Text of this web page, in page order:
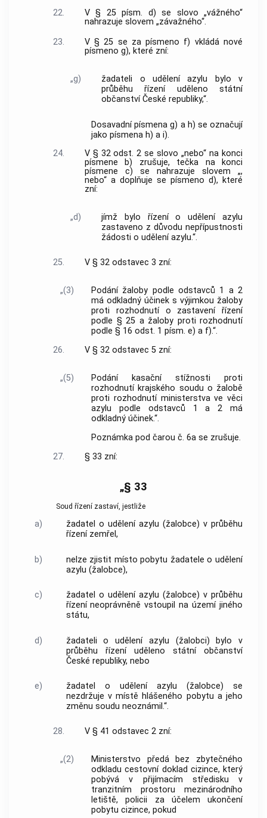
22.
V § 25 písm. d) se slovo „vážného“
nahrazuje slovem „závažného“.
23.
V § 25 se za písmeno f) vkládá nové
písmeno g), které zní:
„g)
žadateli o udělení azylu bylo v
průběhu řízení uděleno státní
občanství České republiky,“.
Dosavadní písmena g) a h) se označují
jako písmena h) a i).
24.
V § 32 odst. 2 se slovo „nebo“ na konci
písmene b) zrušuje, tečka na konci
písmene c) se nahrazuje slovem „,
nebo“ a doplňuje se písmeno d), které
zní:
„d)
jímž bylo řízení o udělení azylu
zastaveno z důvodu nepřípustnosti
žádosti o udělení azylu.“.
25. V § 32 odstavec 3 zní:
„(3)
Podání žaloby podle odstavců 1 a 2
má odkladný účinek s výjimkou žaloby
proti rozhodnutí o zastavení řízení
podle § 25 a žaloby proti rozhodnutí
podle § 16 odst. 1 písm. e) a f).“.
26.
V § 32 odstavec 5 zní:
„(5)
Podání kasační stížnosti proti
rozhodnutí krajského soudu o žalobě
proti rozhodnutí ministerstva ve věci
azylu podle odstavců 1 a 2 má
odkladný účinek.“.
Poznámka pod čarou č. 6a se zrušuje.
27.
§ 33 zní:
„§ 33
Soud řízení zastaví, jestliže
a)
žadatel o udělení azylu (žalobce) v průběhu
řízení zemřel,
b)
nelze zjistit místo pobytu žadatele o udělení
azylu (žalobce),
c)
žadatel o udělení azylu (žalobce) v průběhu
řízení neoprávněně vstoupil na území jiného
státu,
d)
žadateli o udělení azylu (žalobci) bylo v
průběhu řízení uděleno státní občanství
České republiky, nebo
e)
žadatel o udělení azylu (žalobce) se
nezdržuje v místě hlášeného pobytu a jeho
změnu soudu neoznámil.“.
28. V § 41 odstavec 2 zní:
„(2)
Ministerstvo předá bez zbytečného
odkladu cestovní doklad cizince, který
pobývá v přijímacím středisku v
tranzitním prostoru mezinárodního
letiště, policii za účelem ukončení
pobytu cizince, pokud